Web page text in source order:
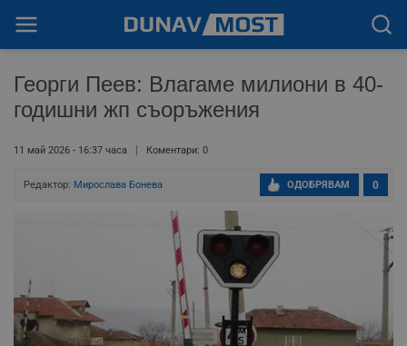
Георги Пеев: Влагаме милиони в 40-
годишни жп съоръжения
11 май 2026 - 16:37 часа Коментари: 0
Редактор: Мирослава Бонева 0
ОДОБРЯВАМ